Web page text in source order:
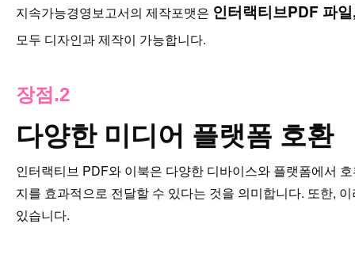
지속가능경영보고서의 제작포맷은 인터랙티브PDF 파
모두 디자인과 제작이 가능합니다.
장점.2
다양한 미디어 플랫폼 호환
인터랙티브 PDF와 이북은 다양한 디바이스와 플랫폼에서
지를 효과적으로 전달할 수 있다는 것을 의미합니다. 또한,
있습니다.